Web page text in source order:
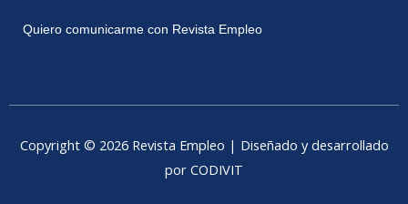
Quiero comunicarme con Revista Empleo
Copyright © 2026 Revista Empleo | Diseñado y desarrollado
por CODIVIT